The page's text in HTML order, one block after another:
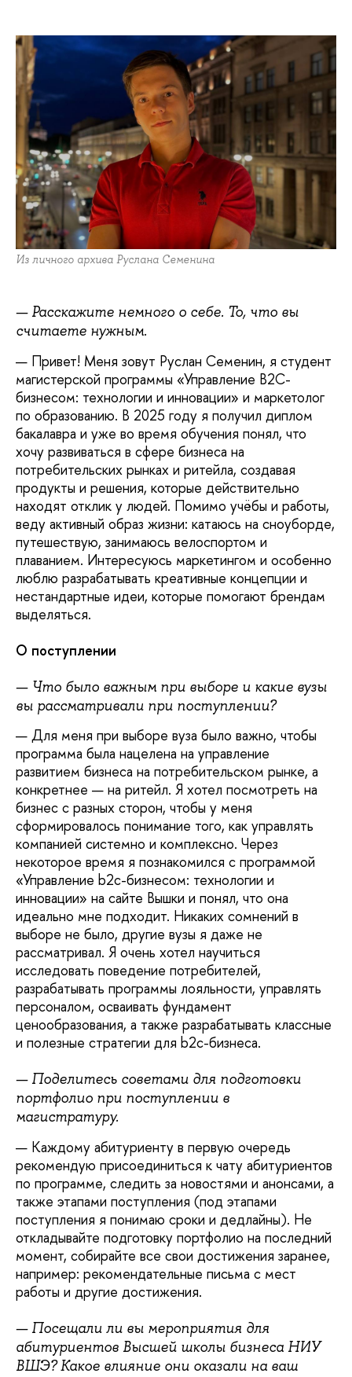
Из личного архива Руслана Семенина
— Расскажите немного о себе. То, что вы
считаете нужным.
— Привет! Меня зовут Руслан Семенин, я студент
магистерской программы «Управление B2C-
бизнесом: технологии и инновации» и маркетолог
по образованию. В 2025 году я получил диплом
бакалавра и уже во время обучения понял, что
хочу развиваться в сфере бизнеса на
потребительских рынках и ритейла, создавая
продукты и решения, которые действительно
находят отклик у людей. Помимо учёбы и работы,
веду активный образ жизни: катаюсь на сноуборде,
путешествую, занимаюсь велоспортом и
плаванием. Интересуюсь маркетингом и особенно
люблю разрабатывать креативные концепции и
нестандартные идеи, которые помогают брендам
выделяться.
О поступлении
— Что было важным при выборе и какие вузы
вы рассматривали при поступлении?
— Для меня при выборе вуза было важно, чтобы
программа была нацелена на управление
развитием бизнеса на потребительском рынке, а
конкретнее — на ритейл. Я хотел посмотреть на
бизнес с разных сторон, чтобы у меня
сформировалось понимание того, как управлять
компанией системно и комплексно. Через
некоторое время я познакомился с программой
«Управление b2c-бизнесом: технологии и
инновации» на сайте Вышки и понял, что она
идеально мне подходит. Никаких сомнений в
выборе не было, другие вузы я даже не
рассматривал. Я очень хотел научиться
исследовать поведение потребителей,
разрабатывать программы лояльности, управлять
персоналом, осваивать фундамент
ценообразования, а также разрабатывать классные
и полезные стратегии для b2c-бизнеса.
— Поделитесь советами для подготовки
портфолио при поступлении в
магистратуру.
— Каждому абитуриенту в первую очередь
рекомендую присоединиться к чату абитуриентов
по программе, следить за новостями и анонсами, а
также этапами поступления (под этапами
поступления я понимаю сроки и дедлайны). Не
откладывайте подготовку портфолио на последний
момент, собирайте все свои достижения заранее,
например: рекомендательные письма с мест
работы и другие достижения.
— Посещали ли вы мероприятия для
абитуриентов Высшей школы бизнеса НИУ
ВШЭ? Какое влияние они оказали на ваш